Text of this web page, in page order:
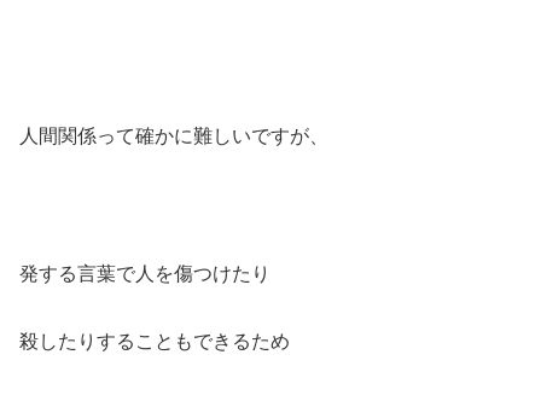
人間関係って確かに難しいですが、
発する言葉で人を傷つけたり
殺したりすることもできるため